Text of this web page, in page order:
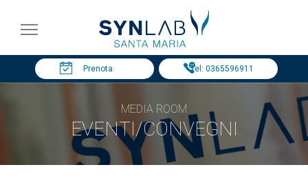
Prenota Tel: 0365596911
MEDIA ROOM
EVENTI/CONVEGNI